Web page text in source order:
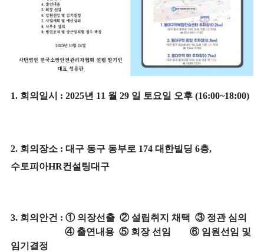
1. 회의일시 : 2025년 11 월 29 일 토요일 오후 (16:00~18:00)
2. 회의장소 : 대구 동구 동부로 174 대한빌딩 6층,
수토피아HR컨설팅대구
3. 회의안건 : ① 의장선출 ②설립취지 채택 ③ 정관 심의
④ 출연내용 ⑤ 회장 선임 ⑥ 임원선임 및
임기결정